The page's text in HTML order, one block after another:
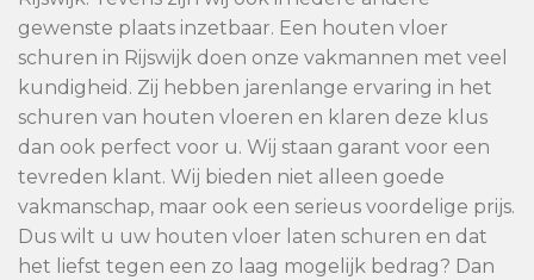
gewenste plaats inzetbaar. Een houten vloer
schuren in Rijswijk doen onze vakmannen met veel
kundigheid. Zij hebben jarenlange ervaring in het
schuren van houten vloeren en klaren deze klus
dan ook perfect voor u. Wij staan garant voor een
tevreden klant. Wij bieden niet alleen goede
vakmanschap, maar ook een serieus voordelige prijs.
Dus wilt u uw houten vloer laten schuren en dat
het liefst tegen een zo laag mogelijk bedrag? Dan